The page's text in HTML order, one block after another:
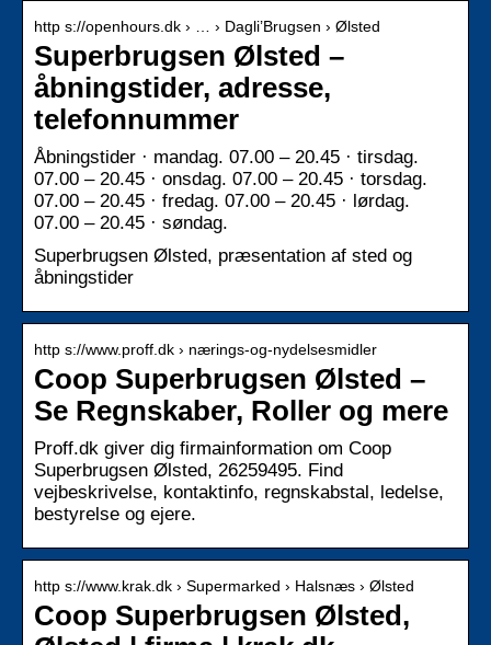
http s://openhours.dk › … › Dagli’Brugsen › Ølsted
Superbrugsen Ølsted –
åbningstider, adresse,
telefonnummer
Åbningstider · mandag. 07.00 – 20.45 · tirsdag.
07.00 – 20.45 · onsdag. 07.00 – 20.45 · torsdag.
07.00 – 20.45 · fredag. 07.00 – 20.45 · lørdag.
07.00 – 20.45 · søndag.
Superbrugsen Ølsted, præsentation af sted og
åbningstider
http s://www.proff.dk › nærings-og-nydelsesmidler
Coop Superbrugsen Ølsted –
Se Regnskaber, Roller og mere
Proff.dk giver dig firmainformation om Coop
Superbrugsen Ølsted, 26259495. Find
vejbeskrivelse, kontaktinfo, regnskabstal, ledelse,
bestyrelse og ejere.
http s://www.krak.dk › Supermarked › Halsnæs › Ølsted
Coop Superbrugsen Ølsted,